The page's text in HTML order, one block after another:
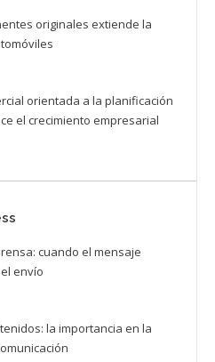
originales extiende la
orientada a la planificación
el crecimiento empresarial
cuando el mensaje
envío
la importancia en la